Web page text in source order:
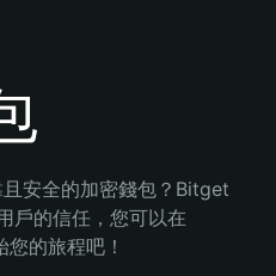
安全的加密錢包？Bitget
戶的信任，您可以在
的旅程吧！